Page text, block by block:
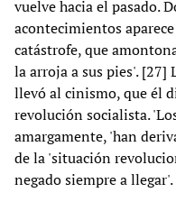
vuelve hacia el pasado.
acontecimientos
catástrofe, que
la arroja a sus pies'. [27]
llevó al cinismo, que él
revolución socialista.
amargamente, 'han
de la 'situación
negado siempre a